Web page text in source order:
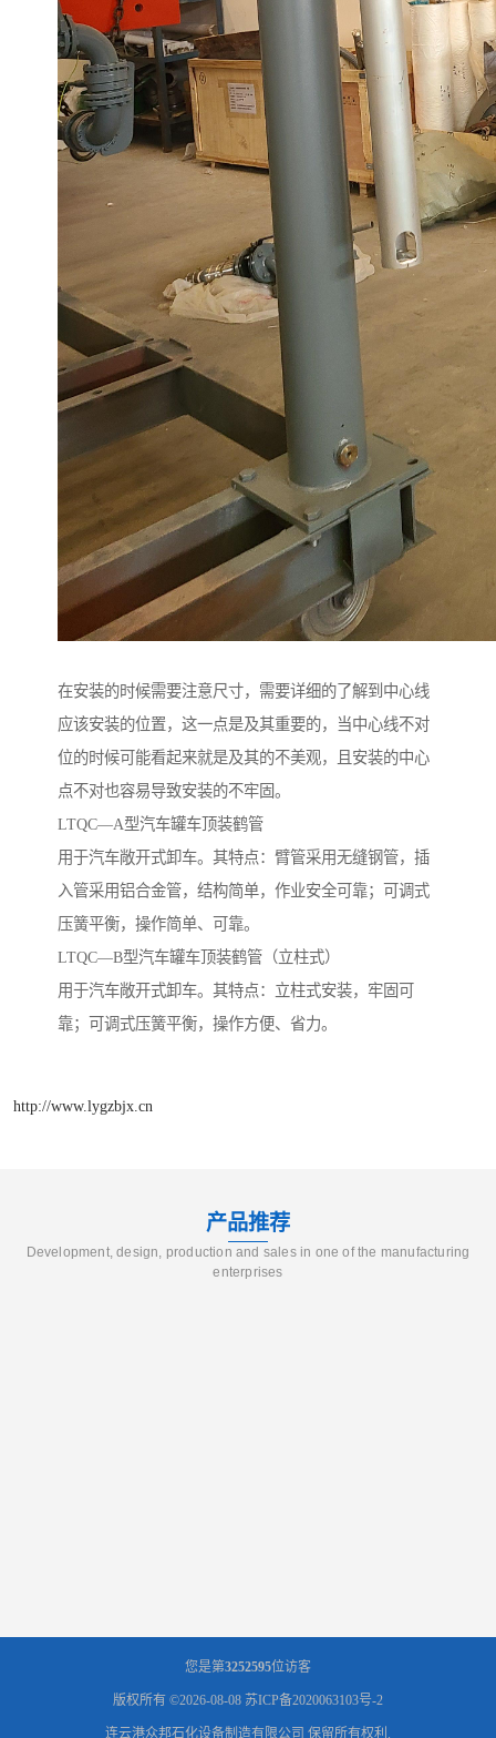
在安装的时候需要注意尺寸，需要详细的了解到中心线
应该安装的位置，这一点是及其重要的，当中心线不对
位的时候可能看起来就是及其的不美观，且安装的中心
点不对也容易导致安装的不牢固。
LTQC—A型汽车罐车顶装鹤管
用于汽车敞开式卸车。其特点：臂管采用无缝钢管，插
入管采用铝合金管，结构简单，作业安全可靠；可调式
压簧平衡，操作简单、可靠。
LTQC—B型汽车罐车顶装鹤管（立柱式）
用于汽车敞开式卸车。其特点：立柱式安装，牢固可
靠；可调式压簧平衡，操作方便、省力。
http://www.lygzbjx.cn
产品推荐
Development, design, production and sales in one of the manufacturing
enterprises
您是第3252595位访客
版权所有 ©2026-08-08 苏ICP备2020063103号-2
连云港众邦石化设备制造有限公司 保留所有权利.